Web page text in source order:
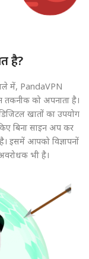
है?
में, PandaVPN
तकनीक को अपनाता है।
खातों का उपयोग
बिना साइन अप कर
इसमें आपको विज्ञापनों
भी है।